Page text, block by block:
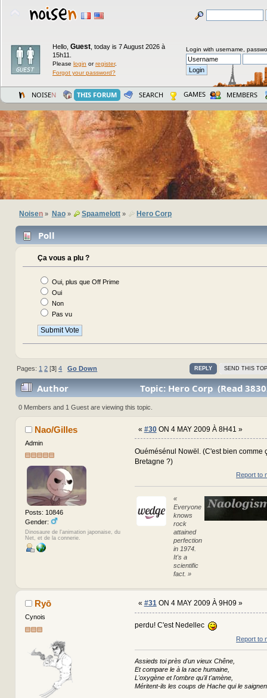
Hello, Guest today is 7 August 2026 à
15h11.
Please login orregister.
Forgot your password?
Login with username,
NOISEN THIS FORUM SEARCH GAMES MEMBERS
Noisen » Nao» Spaamelott» Hero Corp
Poll
Ça vous a plu ?
Oui, plus que Off Prime
Oui
Non
Pas vu
REPLY SEND THIS
Pages: 1 2 [3]4 Go Down
Author Topic: Hero Corp (Read
0 Members and 1 Guest are viewing this topic.
Nao/Gilles
Admin
Posts: 10846
Gender:
Dinosaure de l'animation japonaise, du
Net, et de la connerie.
« #30ON 4 MAY 2009 À 8H41 »
Ouémésénul Nowël. (C'est bien comme
Bretagne ?)
Report to
«
Everyone
knows
rock
attained
perfection
in 1974.
It's a
scientific
fact. »
Ryō
Cynois
« #31ON 4 MAY 2009 À 9H09 »
perdu! C'est Nedellec
Report to
Assieds toi près d'un vieux Chêne,
Et compare le à la race humaine,
L'oxygène et l'ombre qu'il t'amène,
Méritent-ils les coups de Hache qui le